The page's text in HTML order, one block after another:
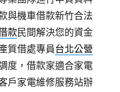
與機車借款新竹合法
款民間解決您的資金
質借處專員台北公營
度，借款家適合家電
戶家電維修服務站辦